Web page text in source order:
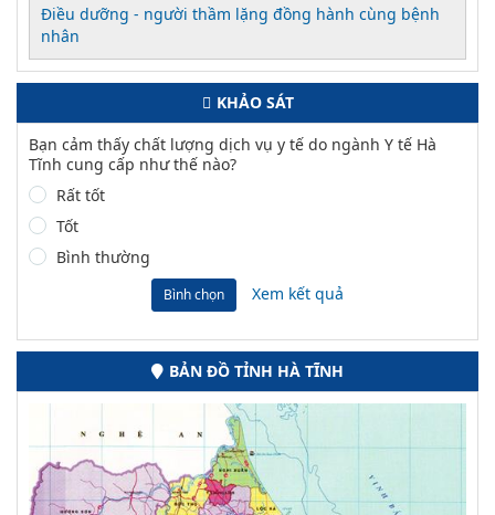
Điều dưỡng - người thầm lặng đồng hành cùng bệnh
nhân
KHẢO SÁT
Bạn cảm thấy chất lượng dịch vụ y tế do ngành Y tế Hà
Tĩnh cung cấp như thế nào?
Rất tốt
Tốt
Bình thường
Bình chọn Xem kết quả
BẢN ĐỒ TỈNH HÀ TĨNH